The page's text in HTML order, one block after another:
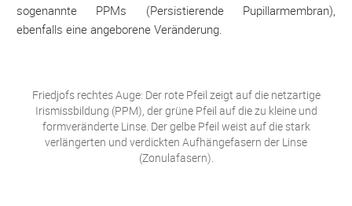
sogenannte PPMs (Persistierende Pupillarmembran),
ebenfalls eine angeborene Veränderung.
Friedjofs rechtes Auge: Der rote Pfeil zeigt auf die netzartige
Irismissbildung (PPM), der grüne Pfeil auf die zu kleine und
formveränderte Linse. Der gelbe Pfeil weist auf die stark
verlängerten und verdickten Aufhängefasern der Linse
(Zonulafasern).